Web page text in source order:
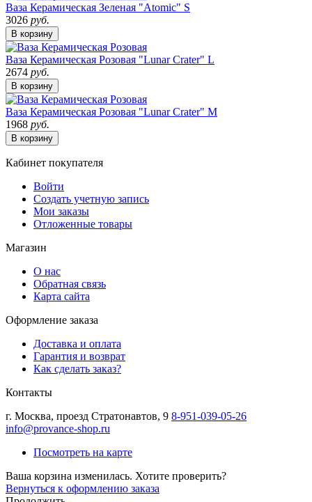
Ваза Керамическая Зеленая "Atomic" S
3026 руб.
В корзину
Ваза Керамическая Розовая "Lunar Crater" L
2674 руб.
В корзину
Ваза Керамическая Розовая "Lunar Crater" M
1968 руб.
В корзину
Кабинет покупателя
Войти
Создать учетную запись
Мои заказы
Отложенные товары
Магазин
О нас
Обратная связь
Карта сайта
Оформление заказа
Доставка и оплата
Гарантия и возврат
Как сделать заказ?
Контакты
г. Москва, проезд Стратонавтов, 9 8-951-039-05-26
info@provance-shop.ru
Посмотреть на карте
Ваша корзина изменилась. Хотите проверить?
Вернуться к оформлению заказа